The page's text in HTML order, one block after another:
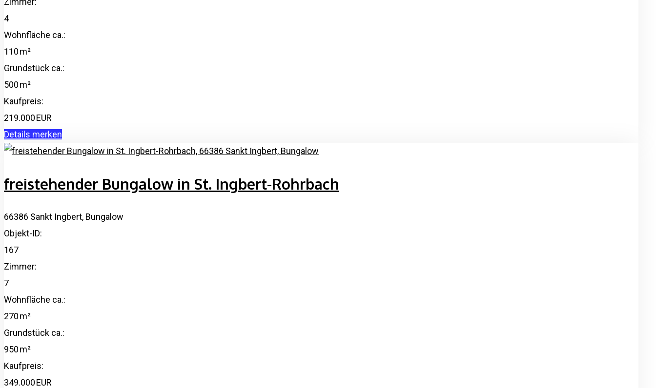
4
Wohnfläche ca.:
110 m²
Grund­stück ca.:
500 m²
Kaufpreis:
219.000 EUR
Details merken
freistehender Bungalow in St. Ingbert-Rohrbach
66386 Sankt Ingbert, Bungalow
Objekt-ID:
167
Zimmer:
7
Wohnfläche ca.:
270 m²
Grund­stück ca.:
950 m²
Kaufpreis:
349.000 EUR